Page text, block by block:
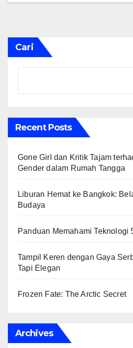
Cari
Recent Posts
Gone Girl dan Kritik Tajam
Gender dalam Rumah Tangga
Liburan Hemat ke Bangkok:
Budaya
Panduan Memahami Teknologi
Tampil Keren dengan Gaya
Tapi Elegan
Frozen Fate: The Arctic Secret
Archives